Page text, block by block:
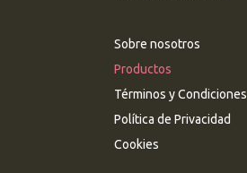
Sobre nosotros
Productos
Términos y Condiciones
Política de Privacidad
Cookies